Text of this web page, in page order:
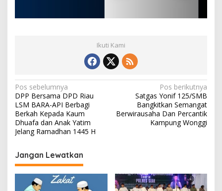
Ikuti Kami
N
a
v
i
a
s
Pos sebelumnya
DPP Bersama DPD Riau
LSM BARA-API Berbagi
Berkah Kepada Kaum
Dhuafa dan Anak Yatim
Jelang Ramadhan 1445 H
Pos berikutnya
Satgas Yonif 125/SMB
Bangkitkan Semangat
Berwirausaha Dan Percantik
Kampung Wonggi
Jangan Lewatkan